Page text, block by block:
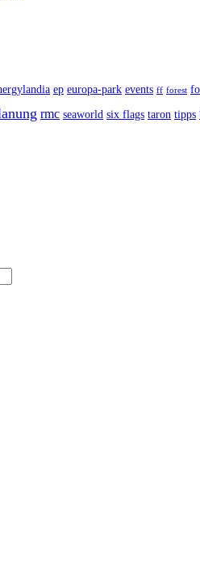
ep europa-park events ff forest
rmc seaworld six flags taron tipps